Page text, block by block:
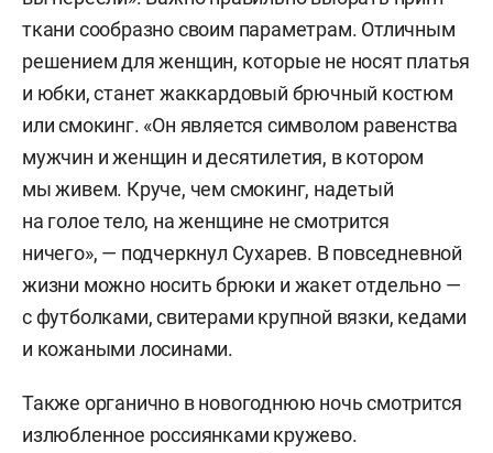
ткани сообразно своим параметрам. Отличным
решением для женщин, которые не носят платья
и юбки, станет жаккардовый брючный костюм
или смокинг. «Он является символом равенства
мужчин и женщин и десятилетия, в котором
мы живем. Круче, чем смокинг, надетый
на голое тело, на женщине не смотрится
ничего», — подчеркнул Сухарев. В повседневной
жизни можно носить брюки и жакет отдельно —
с футболками, свитерами крупной вязки, кедами
и кожаными лосинами.
Также органично в новогоднюю ночь смотрится
излюбленное россиянками кружево.